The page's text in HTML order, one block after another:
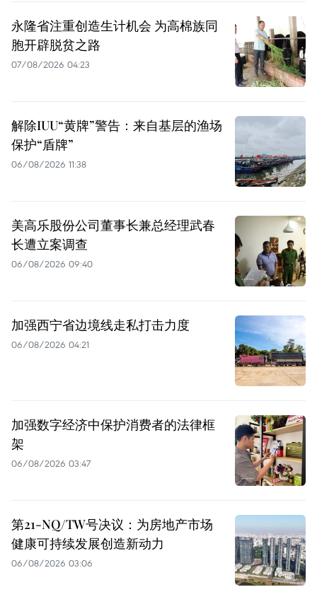
永隆省注重创造生计机会 为高棉族同
胞开辟脱贫之路
07/08/2026 04:23
解除IUU“黄牌”警告：来自基层的渔场
保护“盾牌”
06/08/2026 11:38
美高乐股份公司董事长兼总经理武春
长遭立案调查
06/08/2026 09:40
加强西宁省边境线走私打击力度
06/08/2026 04:21
加强数字经济中保护消费者的法律框
架
06/08/2026 03:47
第21-NQ/TW号决议：为房地产市场
健康可持续发展创造新动力
06/08/2026 03:06